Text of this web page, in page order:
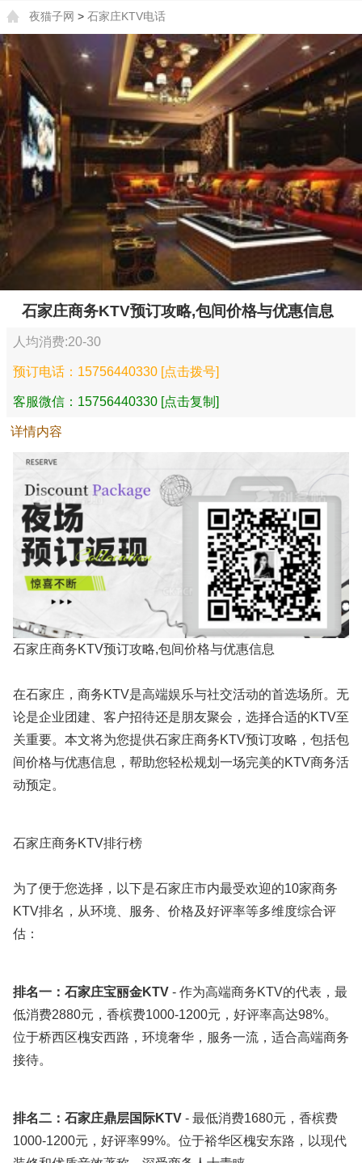
夜猫子网 > 石家庄KTV电话
石家庄商务KTV预订攻略,包间价格与优惠信息
人均消费:20-30
预订电话：15756440330 [点击拨号]
客服微信：15756440330 [点击复制]
详情内容
石家庄商务KTV预订攻略,包间价格与优惠信息
在石家庄，商务KTV是高端娱乐与社交活动的首选场所。无
论是企业团建、客户招待还是朋友聚会，选择合适的KTV至
关重要。本文将为您提供石家庄商务KTV预订攻略，包括包
间价格与优惠信息，帮助您轻松规划一场完美的KTV商务活
动预定。
石家庄商务KTV排行榜
为了便于您选择，以下是石家庄市内最受欢迎的10家商务
KTV排名，从环境、服务、价格及好评率等多维度综合评
估：
排名一：石家庄宝丽金KTV - 作为高端商务KTV的代表，最
低消费2880元，香槟费1000-1200元，好评率高达98%。
位于桥西区槐安西路，环境奢华，服务一流，适合高端商务
接待。
排名二：石家庄鼎层国际KTV - 最低消费1680元，香槟费
1000-1200元，好评率99%。位于裕华区槐安东路，以现代